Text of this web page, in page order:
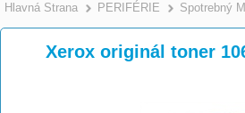
Hlavná Strana PERIFÉRIE Spotrebný
Xerox originál toner